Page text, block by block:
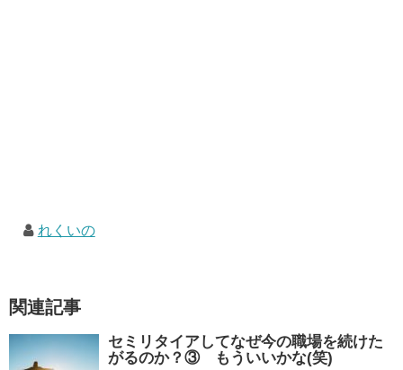
れくいの
関連記事
セミリタイアしてなぜ今の職場を続けた
がるのか？③ もういいかな(笑)